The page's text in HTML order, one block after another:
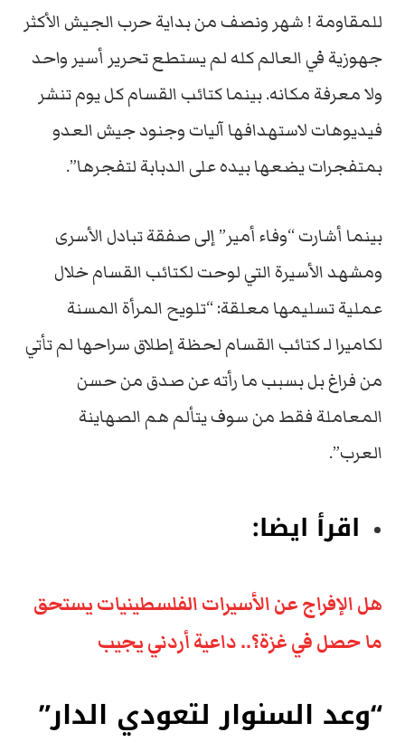
للمقاومة ! شهر ونصف من بداية حرب الجيش الأكثر
جهوزية في العالم كله لم يستطع تحرير أسير واحد
ولا معرفة مكانه. بينما كتائب القسام كل يوم تنشر
فيديوهات لاستهدافها آليات وجنود جيش العدو
بمتفجرات يضعها بيده على الدبابة لتفجرها”.
بينما أشارت “وفاء أمير” إلى صفقة تبادل الأسرى
ومشهد الأسيرة التي لوحت لكتائب القسام خلال
عملية تسليمها معلقة: “تلويح المرأة المسنة
لكاميرا لـ كتائب القسام لحظة إطلاق سراحها لم تأتي
من فراغ بل بسبب ما رأته عن صدق من حسن
المعاملة فقط من سوف يتألم هم الصهاينة
العرب”.
اقرأ ايضا:
هل الإفراج عن الأسيرات الفلسطينيات يستحق
ما حصل في غزة؟.. داعية أردني يجيب
“وعد السنوار لتعودي الدار”